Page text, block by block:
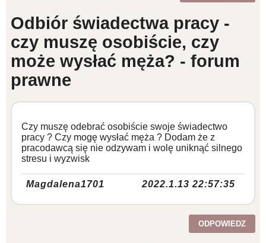
WZORY DOKUMENTÓW
FORUM PRAWNE
Odbiór świadectwa pracy -
czy muszę osobiście, czy
może wysłać męża? - forum
prawne
Czy muszę odebrać osobiście swoje świadectwo
pracy ? Czy mogę wysłać męża ? Dodam że z
pracodawcą się nie odzywam i wolę uniknąć silnego
stresu i wyzwisk
Magdalena1701 2022.1.13 22:57:35
ODPOWIEDZ